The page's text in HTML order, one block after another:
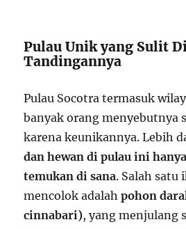
Pulau Unik yang Sulit
Tandingannya
Pulau Socotra termasuk
banyak orang menyebutnya
karena keunikannya. Lebih
dan hewan di pulau ini
temukan di sana. Salah satu
mencolok adalahpohon
cinnabari), yang menjulang